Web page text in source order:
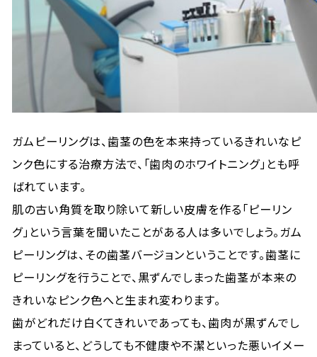
ガムピーリングは、歯茎の色を本来持っているきれいなピ
ンク色にする治療方法で、「歯肉のホワイトニング」とも呼
ばれています。
肌の古い角質を取り除いて新しい皮膚を作る「ピーリン
グ」という言葉を聞いたことがある人は多いでしょう。ガム
ピーリングは、その歯茎バージョンということです。歯茎に
ピーリングを行うことで、黒ずんでしまった歯茎が本来の
きれいなピンク色へと生まれ変わります。
歯がどれだけ白くてきれいであっても、歯肉が黒ずんでし
まっていると、どうしても不健康や不潔といった悪いイメー